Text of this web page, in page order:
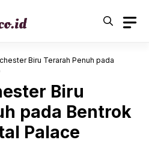
Biru Terarah Penuh pada
Biru
pada Bentrok
Palace